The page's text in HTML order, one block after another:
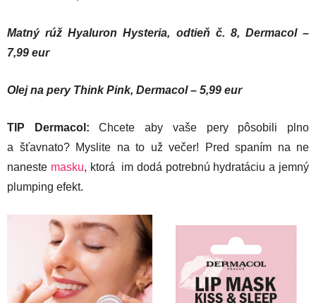
Matný rúž Hyaluron Hysteria, odtieň č. 8, Dermacol –
7,99 eur
Olej na pery Think Pink, Dermacol – 5,99 eur
TIP Dermacol:Chcete aby vaše pery pôsobili plno
a šťavnato? Myslite na to už večer! Pred spaním na ne
naneste masku, ktorá im dodá potrebnú hydratáciu a jemný
plumping efekt.